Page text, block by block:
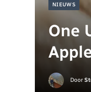
NIEUWS
One
Door